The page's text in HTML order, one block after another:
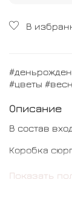
В
#цветы
Описание
В состав
Коробка
Шар цифра - 1
Показать